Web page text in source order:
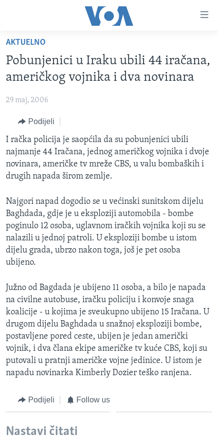
glavni
sadržaj
na
glavnu
navigaciju
pretragu
TV PROGRAM
FOTOGRAFIJE DANA
VIJESTI
SJEDINJENE AMERIČKE DRŽAVE
BOSNA I HERCEGOVINA
SVIJET
NAUKA I TEHNOLOGIJA
SPECIJALNI PROJEKTI
KORUPCIJA
SLOBODA MEDIJA
IZBJEGLIČKA STRANA
MAGAZIN
O GLASU AMERIKE
Learning English
PRATITE NAS
Jezici
AKTUELNO
Pobunjenici u Iraku ubili 44 iračana,
američkog vojnika i dva novinara
29 maj, 2006
Podijeli
I račka policija je saopćila da su pobunjenici ubili
najmanje 44 Iračana, jednog američkog vojnika i dvoje
novinara, američke tv mreže CBS, u valu bombaških i
drugih napada širom zemlje.
Najgori napad dogodio se u većinski sunitskom dijelu
Baghdada, gdje je u eksploziji automobila - bombe
poginulo 12 osoba, uglavnom iračkih vojnika koji su se
nalazili u jednoj patroli. U eksploziji bombe u istom
dijelu grada, ubrzo nakon toga, još je pet osoba
ubijeno.
Južno od Bagdada je ubijeno 11 osoba, a bilo je napada
na civilne autobuse, iračku policiju i konvoje snaga
koalicije - u kojima je sveukupno ubijeno 15 Iračana. U
drugom dijelu Baghdada u snažnoj eksploziji bombe,
postavljene pored ceste, ubijen je jedan američki
vojnik, i dva člana ekipe američke tv kuće CBS, koji su
putovali u pratnji američke vojne jedinice. U istom je
napadu novinarka Kimberly Dozier teško ranjena.
Podijeli Follow us
Nastavi čitati